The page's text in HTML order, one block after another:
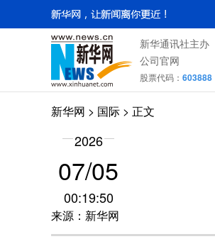
新华通讯社主办
公司官网
股票代码： 603888
新华网 > 国际 > 正文
2026
07/05
00:19:50
来源：新华网